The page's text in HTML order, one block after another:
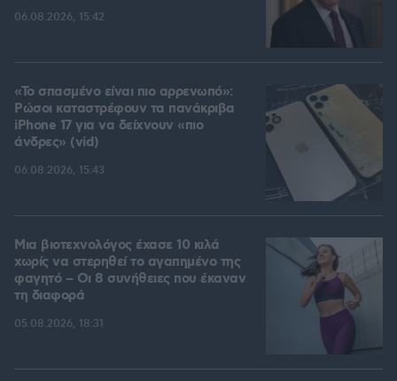
06.08.2026, 15:42
«Το σπασμένο είναι πιο αρρενωπό»:
Ρώσοι καταστρέφουν τα πανάκριβα
iPhone 17 για να δείχνουν «πιο
άνδρες» (vid)
06.08.2026, 15:43
Μια βιοτεχνολόγος έχασε 10 κιλά
χωρίς να στερηθεί το αγαπημένο της
φαγητό – Οι 8 συνήθειες που έκαναν
τη διαφορά
05.08.2026, 18:31